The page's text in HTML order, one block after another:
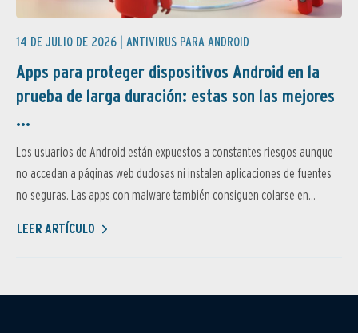
14 DE JULIO DE 2026 | ANTIVIRUS PARA ANDROID
Apps para proteger dispositivos Android en la
prueba de larga duración: estas son las mejores
...
Los usuarios de Android están expuestos a constantes riesgos aunque
no accedan a páginas web dudosas ni instalen aplicaciones de fuentes
no seguras. Las apps con malware también consiguen colarse en...
LEER ARTÍCULO